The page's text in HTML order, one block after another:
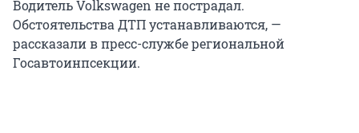
Водитель Volkswagen не пострадал.
Обстоятельства ДТП устанавливаются, —
рассказали в пресс-службе региональной
Госавтоинпсекции.